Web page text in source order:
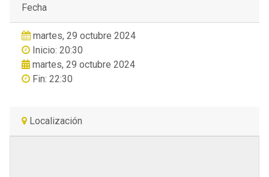
Fecha
martes, 29 octubre 2024
Inicio: 20:30
martes, 29 octubre 2024
Fin: 22:30
Localización